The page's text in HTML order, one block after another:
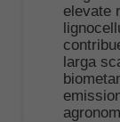
elevate
larga